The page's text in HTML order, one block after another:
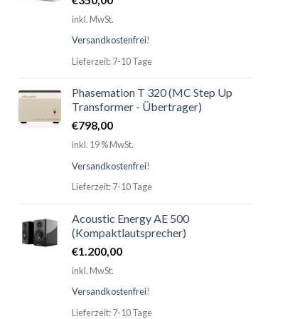
inkl. MwSt.
Versandkostenfrei!
Lieferzeit: 7-10 Tage
Phasemation T 320 (MC Step Up
Transformer - Übertrager)
€798,00
inkl. 19 % MwSt.
Versandkostenfrei!
Lieferzeit: 7-10 Tage
Acoustic Energy AE 500
(Kompaktlautsprecher)
€1.200,00
inkl. MwSt.
Versandkostenfrei!
Lieferzeit: 7-10 Tage